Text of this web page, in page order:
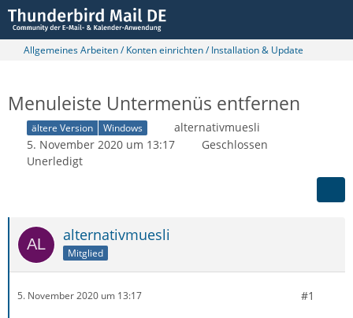
Allgemeines Arbeiten / Konten einrichten / Installation & Update
Menuleiste Untermenüs entfernen
ältere Version Windows
alternativmuesli
5. November 2020 um 13:17
Geschlossen
Unerledigt
alternativmuesli
Mitglied
5. November 2020 um 13:17 #1